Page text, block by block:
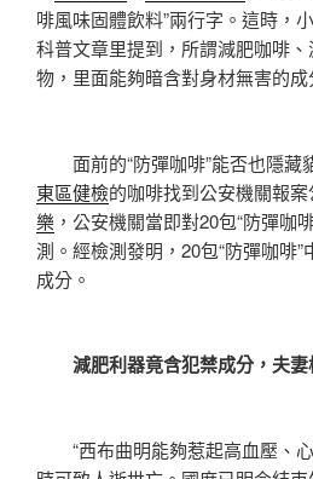
啡風味固體飲料”兩行字。這時，
科普文章里提到，所謂減肥咖啡
物，里面能夠暗含對身材無害的成
面前的“防彈咖啡”能否也隱藏
東區健檢的咖啡找到公安機關報
樂 ，公安機關當即對20包“防彈咖
測。經檢測發明，20包“防彈咖啡
成分。
減肥利器竟含犯禁成分，夫妻
“西布曲明能夠惹起高血壓、